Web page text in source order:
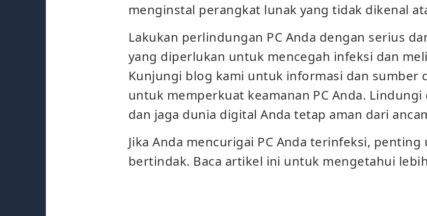
menginstal perangkat lunak yang tidak dikenal
Lakukan perlindungan PC Anda dengan serius
yang diperlukan untuk mencegah infeksi dan
Kunjungi blog kami untuk informasi dan sumber
untuk memperkuat keamanan PC Anda.
dan jaga dunia digital Anda tetap aman dari
Jika Anda mencurigai PC Anda terinfeksi,
bertindak. Baca artikel ini untuk mengetahui